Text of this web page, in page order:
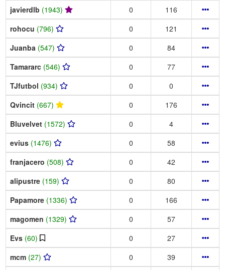
javierdlb (1943) 0
116
rohocu (796) 0
121
Juanba (547) 0
84
Tamararc (546) 0
77
TJfutbol (934) 0
0
Qvincit (667) 0
176
Bluvelvet (1572) 0
4
evius (1476) 0
58
franjacero (508) 0
42
alipustre (159) 0
80
Papamore (1336) 0
166
magomen (1329) 0
57
Evs (60) 0
27
mcm (27) 0
39